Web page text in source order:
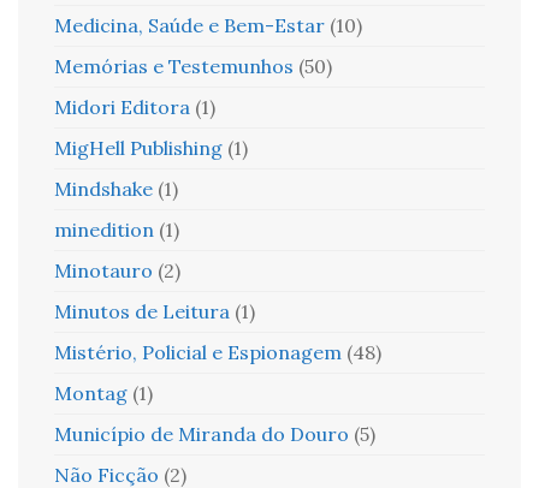
Medicina, Saúde e Bem-Estar (10)
Memórias e Testemunhos (50)
Midori Editora (1)
MigHell Publishing (1)
Mindshake (1)
minedition (1)
Minotauro (2)
Minutos de Leitura (1)
Mistério, Policial e Espionagem (48)
Montag (1)
Município de Miranda do Douro (5)
Não Ficção (2)